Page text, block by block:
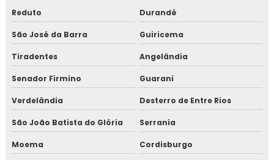
Reduto Durandé
São José da Barra Guiricema
Tiradentes Angelândia
Senador Firmino Guarani
Verdelândia Desterro de Entre Rios
São João Batista do Glória Serrania
Moema Cordisburgo